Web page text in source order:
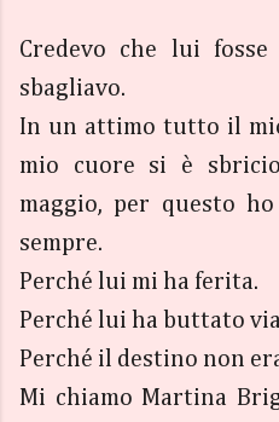
Credevo che lui
sbagliavo.
In un attimo tutto il
mio cuore si è
maggio, per questo
sempre.
Perché lui mi ha ferita.
Perché lui ha buttato
Perché il destino non
Mi chiamo Martina